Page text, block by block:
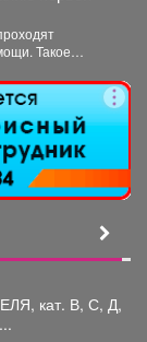
Такое
кат. В, С, Д,